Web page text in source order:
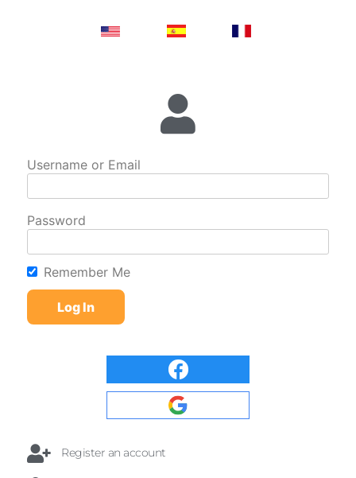
Username or Email
Password
Remember Me
Register an account